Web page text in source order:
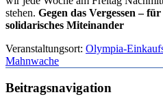
stehen. Gegen das Vergessen –
solidarisches Miteinander
Veranstaltungsort: Olympia-
Mahnwache
Beitragsnavigation